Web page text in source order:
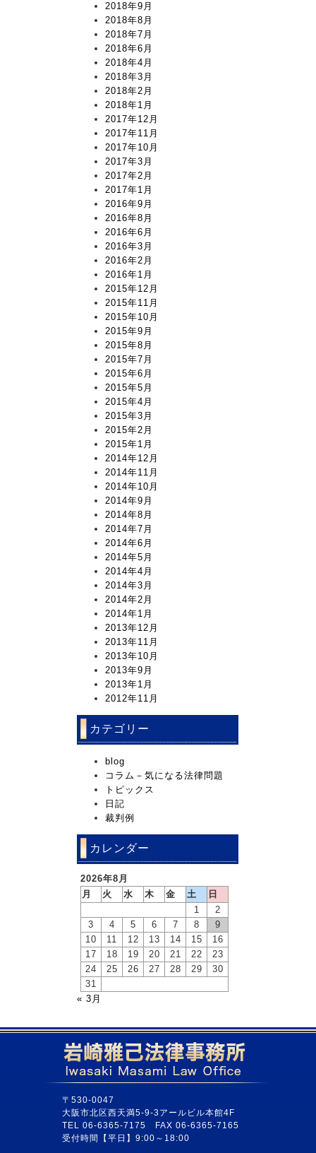
2018年9月
2018年8月
2018年7月
2018年6月
2018年4月
2018年3月
2018年2月
2018年1月
2017年12月
2017年11月
2017年10月
2017年3月
2017年2月
2017年1月
2016年9月
2016年8月
2016年6月
2016年3月
2016年2月
2016年1月
2015年12月
2015年11月
2015年10月
2015年9月
2015年8月
2015年7月
2015年6月
2015年5月
2015年4月
2015年3月
2015年2月
2015年1月
2014年12月
2014年11月
2014年10月
2014年9月
2014年8月
2014年7月
2014年6月
2014年5月
2014年4月
2014年3月
2014年2月
2014年1月
2013年12月
2013年11月
2013年10月
2013年9月
2013年1月
2012年11月
カテゴリー
blog
コラム－気になる法律問題
トピックス
日記
裁判例
カレンダー
2026年8月
月
火 水 木 金 土
日
1
2
3
4 5 6 7 8
9
10
11 12 13 14 15
16
17
18 19 20 21 22
23
24
25 26 27 28 29
30
31
« 3月
〒530-0047
大阪市北区西天満5-9-3アールビル本館4F
TEL 06-6365-7175 FAX 06-6365-7165
受付時間【平日】9:00～18:00